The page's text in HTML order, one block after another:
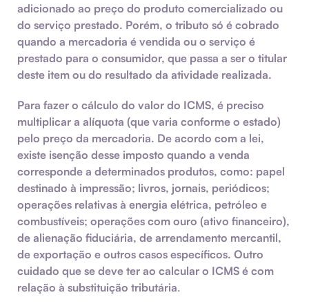
adicionado ao preço do produto comercializado ou
do serviço prestado. Porém, o tributo só é cobrado
quando a mercadoria é vendida ou o serviço é
prestado para o consumidor, que passa a ser o titular
deste item ou do resultado da atividade realizada.
Para fazer o cálculo do valor do ICMS, é preciso
multiplicar a alíquota (que varia conforme o estado)
pelo preço da mercadoria. De acordo com a lei,
existe isenção desse imposto quando a venda
corresponde a determinados produtos, como: papel
destinado à impressão; livros, jornais, periódicos;
operações relativas à energia elétrica, petróleo e
combustíveis; operações com ouro (ativo financeiro),
de alienação fiduciária, de arrendamento mercantil,
de exportação e outros casos específicos. Outro
cuidado que se deve ter ao calcular o ICMS é com
relação à substituição tributária.